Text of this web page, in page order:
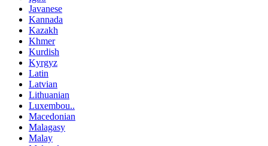
Javanese
Kannada
Kazakh
Khmer
Kurdish
Kyrgyz
Latin
Latvian
Lithuanian
Luxembou..
Macedonian
Malagasy
Malay